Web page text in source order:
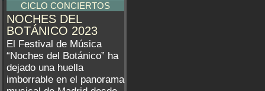
CICLO CONCIERTOS
NOCHES DEL
BOTÁNICO 2023
El Festival de Música
“Noches del Botánico” ha
dejado una huella
imborrable en el panorama